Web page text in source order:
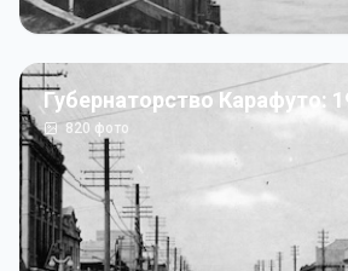
Губернаторство Карафуто:
820 фото